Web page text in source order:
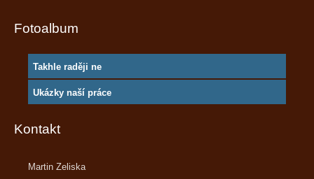
Fotoalbum
Takhle raději ne
Ukázky naší práce
Kontakt
Martin Zeliska